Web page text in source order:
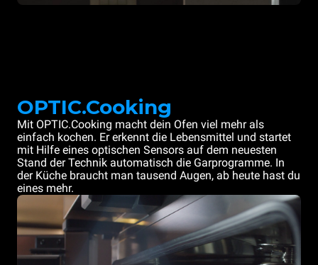
OPTIC.Cooking
Mit OPTIC.Cooking macht dein Ofen viel mehr als
einfach kochen. Er erkennt die Lebensmittel und startet
mit Hilfe eines optischen Sensors auf dem neuesten
Stand der Technik automatisch die Garprogramme. In
der Küche braucht man tausend Augen, ab heute hast du
eines mehr.